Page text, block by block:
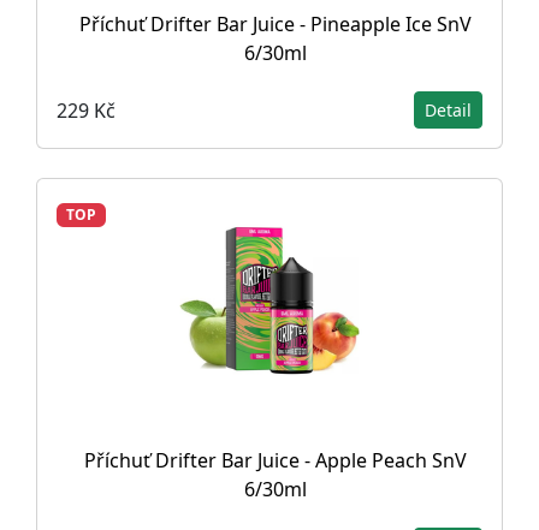
Příchuť Drifter Bar Juice - Pineapple Ice SnV
6/30ml
229 Kč Detail
TOP
Příchuť Drifter Bar Juice - Apple Peach SnV
6/30ml